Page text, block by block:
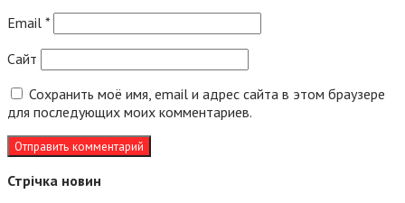
Email *
Сайт
Сохранить моё имя, email и адрес сайта в этом браузере
для последующих моих комментариев.
Стрічка новин